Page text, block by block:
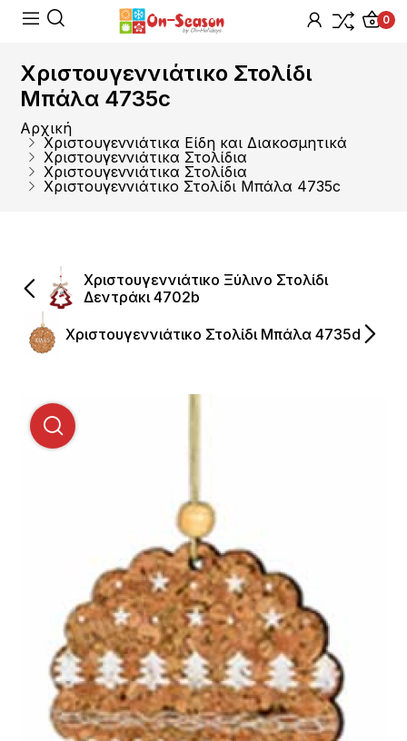
0
Χριστουγεννιάτικο Στολίδι
Μπάλα 4735c
Αρχική
Χριστουγεννιάτικα Είδη και Διακοσμητικά
Χριστουγεννιάτικα Στολίδια
Χριστουγεννιάτικα Στολίδια
Χριστουγεννιάτικο Στολίδι Μπάλα 4735c
Χριστουγεννιάτικο Ξύλινο Στολίδι
Δεντράκι 4702b
Χριστουγεννιάτικο Στολίδι Μπάλα 4735d